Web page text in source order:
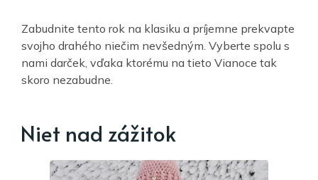
Zabudnite tento rok na klasiku a príjemne prekvapte
svojho drahého niečim nevšedným. Vyberte spolu s
nami darček, vďaka ktorému na tieto Vianoce tak
skoro nezabudne.
Niet nad zážitok